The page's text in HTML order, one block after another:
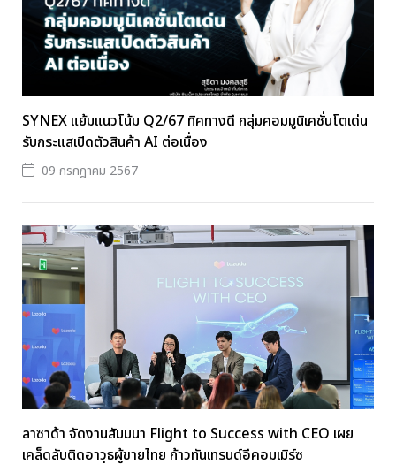
SYNEX แย้มแนวโน้ม Q2/67 ทิศทางดี กลุ่มคอมมูนิเคชั่นโตเด่น
รับกระแสเปิดตัวสินค้า AI ต่อเนื่อง
09 กรกฎาคม 2567
ลาซาด้า จัดงานสัมมนา Flight to Success with CEO เผย
เคล็ดลับติดอาวุธผู้ขายไทย ก้าวทันเทรนด์อีคอมเมิร์ซ